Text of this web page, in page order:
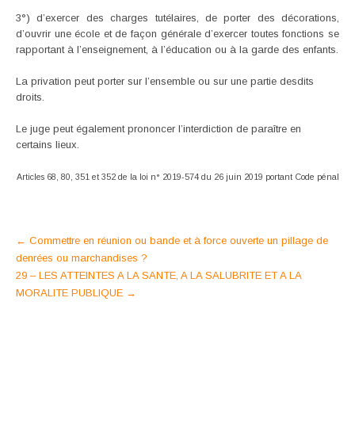
3°) d’exercer des charges tutélaires, de porter des décorations,
d’ouvrir une école et de façon générale d’exercer toutes fonctions se
rapportant à l’enseignement, à l’éducation ou à la garde des enfants.
La privation peut porter sur l’ensemble ou sur une partie desdits
droits.
Le juge peut également prononcer l’interdiction de paraître en
certains lieux.
Articles 68, 80, 351 et 352 de la loi n° 2019-574 du 26 juin 2019 portant Code pénal
Post
navigation
← Commettre en réunion ou bande et à force ouverte un pillage de
denrées ou marchandises ?
29 – LES ATTEINTES A LA SANTE, A LA SALUBRITE ET A LA
MORALITE PUBLIQUE →